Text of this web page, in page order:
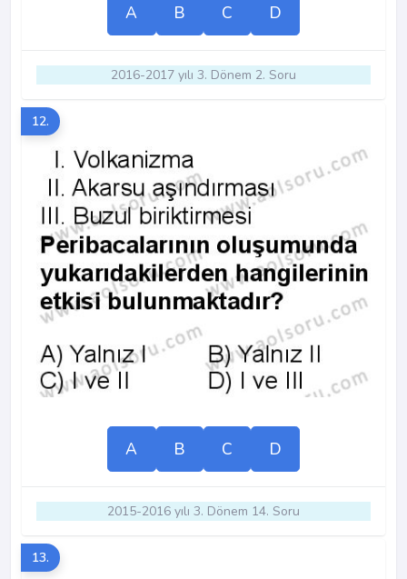
A B C D
2016-2017 yılı 3. Dönem 2. Soru
12.
A B C D
2015-2016 yılı 3. Dönem 14. Soru
13.